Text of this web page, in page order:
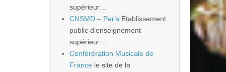
supérieur…
CNSMD – Paris Etablissement
public d’enseignement
supérieur…
Conférération Musicale de
France le site de la